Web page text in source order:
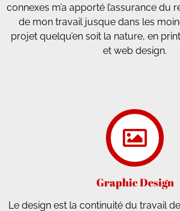
connexes m’a apporté l’assurance du
de mon travail jusque dans les
projet quelqu’en soit la nature, en
et web design.
Graphic Design
Le design est la continuité du travail